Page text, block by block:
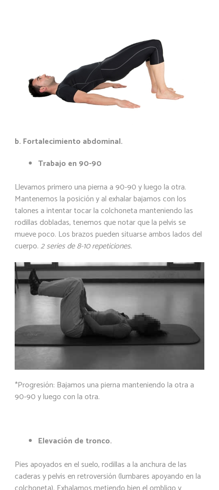
b. Fortalecimiento abdominal.
Trabajo en 90-90
Llevamos primero una pierna a 90-90 y luego la otra.
Mantenemos la posición y al exhalar bajamos con los
talones a intentar tocar la colchoneta manteniendo las
rodillas dobladas, tenemos que notar que la pelvis se
mueve poco. Los brazos pueden situarse ambos lados del
cuerpo.2 series de 8-10 repeticiones.
*Progresión: Bajamos una pierna manteniendo la otra a
90-90 y luego con la otra.
Elevación de tronco.
Pies apoyados en el suelo, rodillas a la anchura de las
caderas y pelvis en retroversión (lumbares apoyando en la